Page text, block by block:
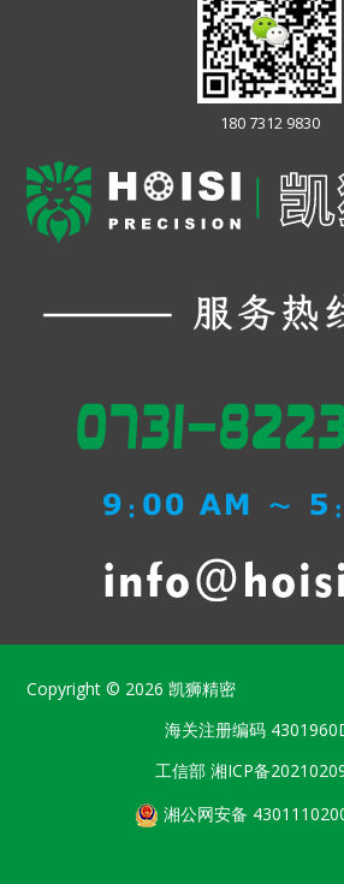
180 7312 9830
Copyright © 2026凯狮精密
海关注册编码
工信部 湘ICP备
湘公网安备